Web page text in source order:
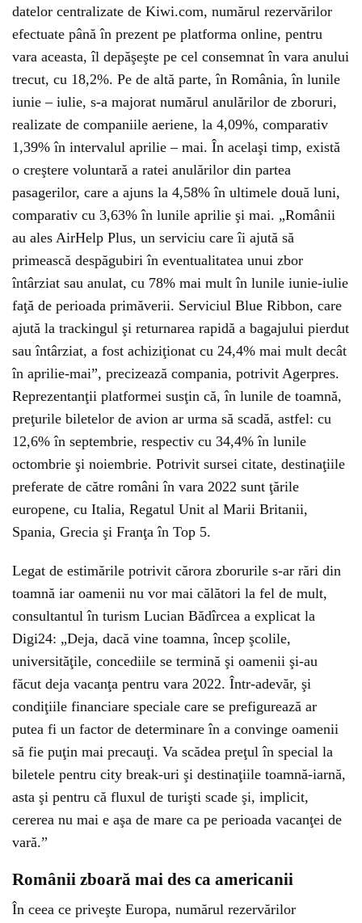
datelor centralizate de Kiwi.com, numărul rezervărilor
efectuate până în prezent pe platforma online, pentru
vara aceasta, îl depăşeşte pe cel consemnat în vara anului
trecut, cu 18,2%. Pe de altă parte, în România, în lunile
iunie – iulie, s-a majorat numărul anulărilor de zboruri,
realizate de companiile aeriene, la 4,09%, comparativ
1,39% în intervalul aprilie – mai. În acelaşi timp, există
o creştere voluntară a ratei anulărilor din partea
pasagerilor, care a ajuns la 4,58% în ultimele două luni,
comparativ cu 3,63% în lunile aprilie şi mai. „Românii
au ales AirHelp Plus, un serviciu care îi ajută să
primească despăgubiri în eventualitatea unui zbor
întârziat sau anulat, cu 78% mai mult în lunile iunie-iulie
faţă de perioada primăverii. Serviciul Blue Ribbon, care
ajută la trackingul şi returnarea rapidă a bagajului pierdut
sau întârziat, a fost achiziţionat cu 24,4% mai mult decât
în aprilie-mai”, precizează compania, potrivit Agerpres.
Reprezentanţii platformei susţin că, în lunile de toamnă,
preţurile biletelor de avion ar urma să scadă, astfel: cu
12,6% în septembrie, respectiv cu 34,4% în lunile
octombrie şi noiembrie. Potrivit sursei citate, destinaţiile
preferate de către români în vara 2022 sunt ţările
europene, cu Italia, Regatul Unit al Marii Britanii,
Spania, Grecia şi Franţa în Top 5.
Legat de estimările potrivit cărora zborurile s-ar rări din
toamnă iar oamenii nu vor mai călători la fel de mult,
consultantul în turism Lucian Bădîrcea a explicat la
Digi24: „Deja, dacă vine toamna, încep şcolile,
universităţile, concediile se termină şi oamenii şi-au
făcut deja vacanţa pentru vara 2022. Într-adevăr, şi
condiţiile financiare speciale care se prefigurează ar
putea fi un factor de determinare în a convinge oamenii
să fie puţin mai precauţi. Va scădea preţul în special la
biletele pentru city break-uri şi destinaţiile toamnă-iarnă,
asta şi pentru că fluxul de turişti scade şi, implicit,
cererea nu mai e aşa de mare ca pe perioada vacanţei de
vară.”
Românii zboară mai des ca americanii
În ceea ce priveşte Europa, numărul rezervărilor